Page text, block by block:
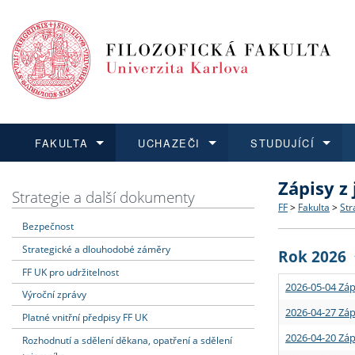
FAKULTA
Dozvědět se více
Struktura
Strategie
Podpora
UCHAZEČI
Podat přihlášku
Co
Učitelské
STUDUJÍCÍ
Dozvědět se více
Rigorózní
Dozvědět se více
O vědě a
Granty a
Dozvědět se více
Aktuální
Strategie a další dokumenty
Bezpečnost
Strategické a dlouhodobé záměry
FF UK pro udržitelnost
Výroční zprávy
Platné vnitřní předpisy FF UK
Rozhodnutí a sdělení děkana, opatření a sdělení
Zápisy
FF > Fakulta >
Rok 2026
2026-05-04
2026-04-27
2026-04-20